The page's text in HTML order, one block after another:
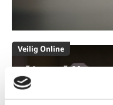
Veilig Online
[Actua]Hoe
hun